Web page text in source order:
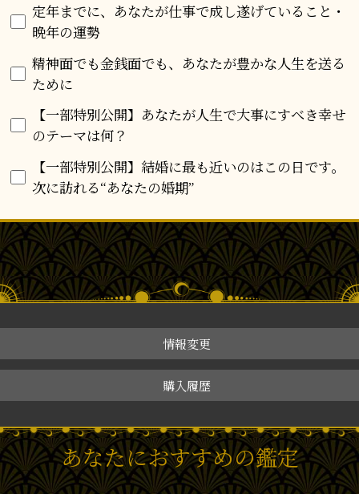
定年までに、あなたが仕事で成し遂げていること・
晩年の運勢
精神面でも金銭面でも、あなたが豊かな人生を送る
ために
【一部特別公開】あなたが人生で大事にすべき幸せ
のテーマは何？
【一部特別公開】結婚に最も近いのはこの日です。
次に訪れる“あなたの婚期”
情報変更
購入履歴
あなたにおすすめの鑑定